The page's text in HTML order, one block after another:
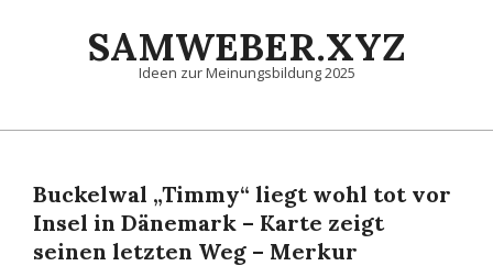
SAMWEBER.XYZ
Ideen zur Meinungsbildung 2025
Primary
MenuBuckelwal „Timmy“ liegt wohl tot vor
Insel in Dänemark – Karte zeigt
seinen letzten Weg – Merkur